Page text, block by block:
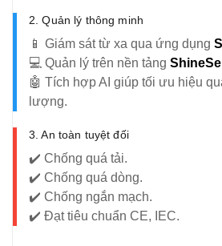
2. Quản lý thông minh
📱 Giám sát từ xa qua ứng dụng
💻 Quản lý trên nền tảng
🤖 Tích hợp AI giúp tối ưu hiệu
lượng.
3. An toàn tuyệt đối
✔️ Chống quá tải.
✔️ Chống quá dòng.
✔️ Chống ngắn mạch.
✔️ Đạt tiêu chuẩn CE, IEC.